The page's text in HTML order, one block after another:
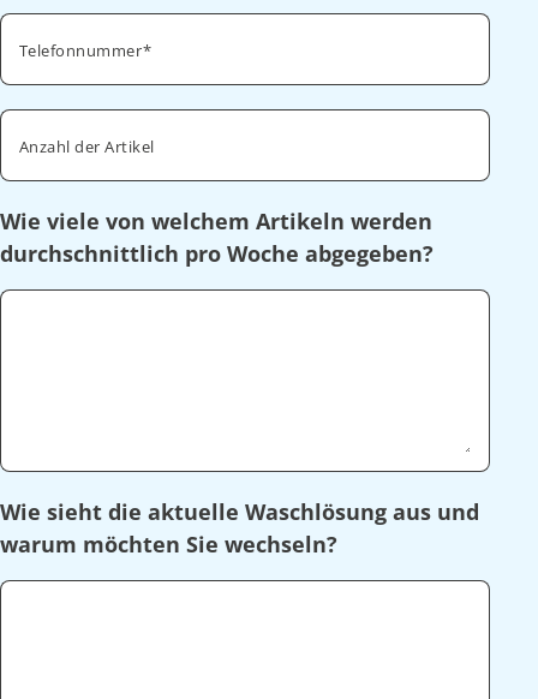
Telefonnummer
Anzahl der Artikel
Wie viele von welchem Artikeln werden
durchschnittlich pro Woche abgegeben?
Wie sieht die aktuelle Waschlösung aus und
warum möchten Sie wechseln?